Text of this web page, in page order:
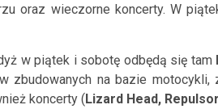
oraz wieczorne koncerty. W
w piątek i sobotę odbędą się tam
zbudowanych na bazie motocykli,
koncerty (Lizard Head,